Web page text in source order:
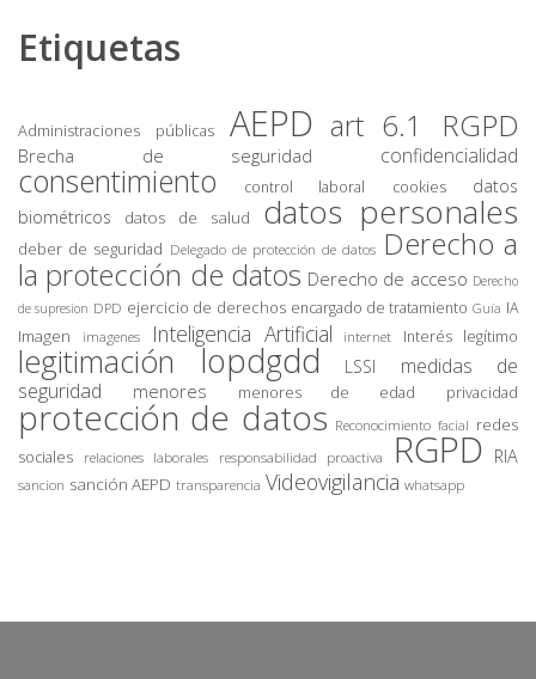
Etiquetas
Administraciones públicas AEPD art 6.1 RGPD
Brecha de seguridad confidencialidad
consentimiento control laboral cookies
datos
biométricos
datos de salud datos personales
deber de seguridad Delegado de protección de datos Derecho a
la protección de datos Derecho de acceso Derecho
de supresion DPD ejercicio de derechos encargado de tratamiento Guía IA
Imagen imagenes Inteligencia Artificial internet Interés legítimo
legitimación lopdgdd LSSI
medidas de
seguridad
menores menores de edad privacidad
protección de datos Reconocimiento facial redes
sociales
relaciones laborales responsabilidad proactiva RGPD RIA
sancion sanción AEPD transparencia Videovigilancia whatsapp